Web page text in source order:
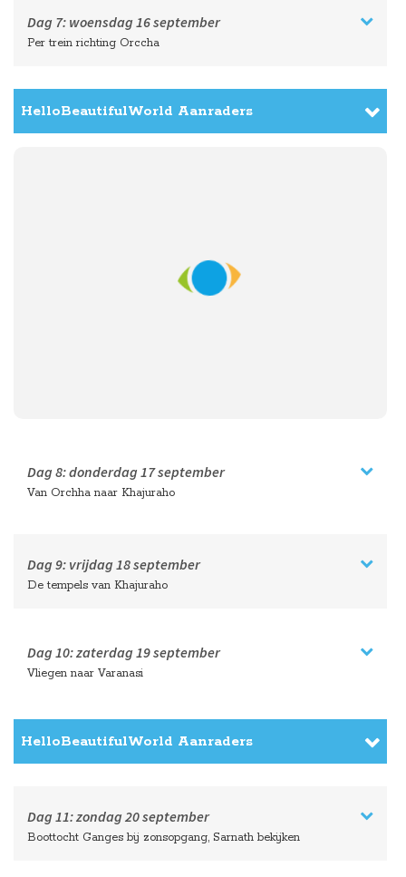
HelloBeautifulWorld Aanraders
Dag 8: donderdag 17 september
Van Orchha naar Khajuraho
Dag 9:vrijdag18 september
De tempels van Khajuraho
Vliegen naar Varanasi